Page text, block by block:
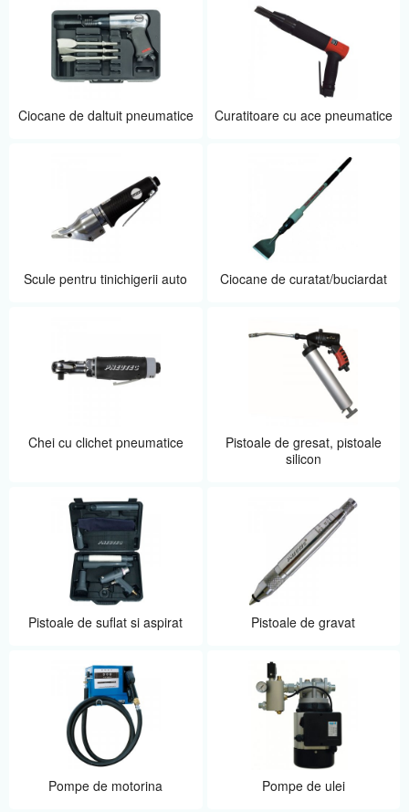
Ciocane de daltuit pneumatice Curatitoare cu ace pneumatice
Scule pentru tinichigerii auto Ciocane de curatat/buciardat
Chei cu clichet pneumatice
Pistoale de gresat, pistoale
silicon
Pistoale de suflat si aspirat Pistoale de gravat
Pompe de motorina Pompe de ulei